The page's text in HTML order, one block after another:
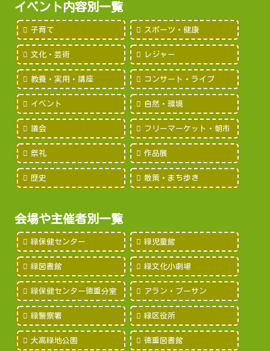
イベント内容別一覧
子育て スポーツ・健康
文化・芸術 レジャー
教養・実用・講座 コンサート・ライブ
イベント 自然・環境
議会 フリーマーケット・朝市
祭礼 作品展
歴史 散策・まち歩き
会場や主催者別一覧
緑保健センター 緑児童館
緑図書館 緑文化小劇場
緑保健センター徳重分室 アラン・プーサン
緑警察署 緑区役所
大高緑地公園 徳重図書館